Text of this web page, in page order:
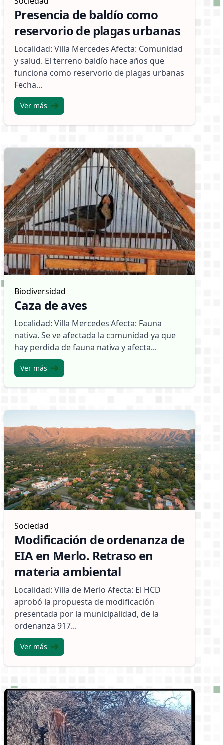
Presencia de baldío como
reservorio de plagas urbanas
Localidad: Villa Mercedes Afecta: Comunidad
y salud. El terreno baldío hace años que
funciona como reservorio de plagas urbanas
Fecha...
Ver más
Biodiversidad
Caza de aves
Localidad: Villa Mercedes Afecta: Fauna
nativa. Se ve afectada la comunidad ya que
hay perdida de fauna nativa y afecta...
Ver más
Sociedad
Modificación de ordenanza de
EIA en Merlo. Retraso en
materia ambiental
Localidad: Villa de Merlo Afecta: El HCD
aprobó la propuesta de modificación
presentada por la municipalidad, de la
ordenanza 917...
Ver más